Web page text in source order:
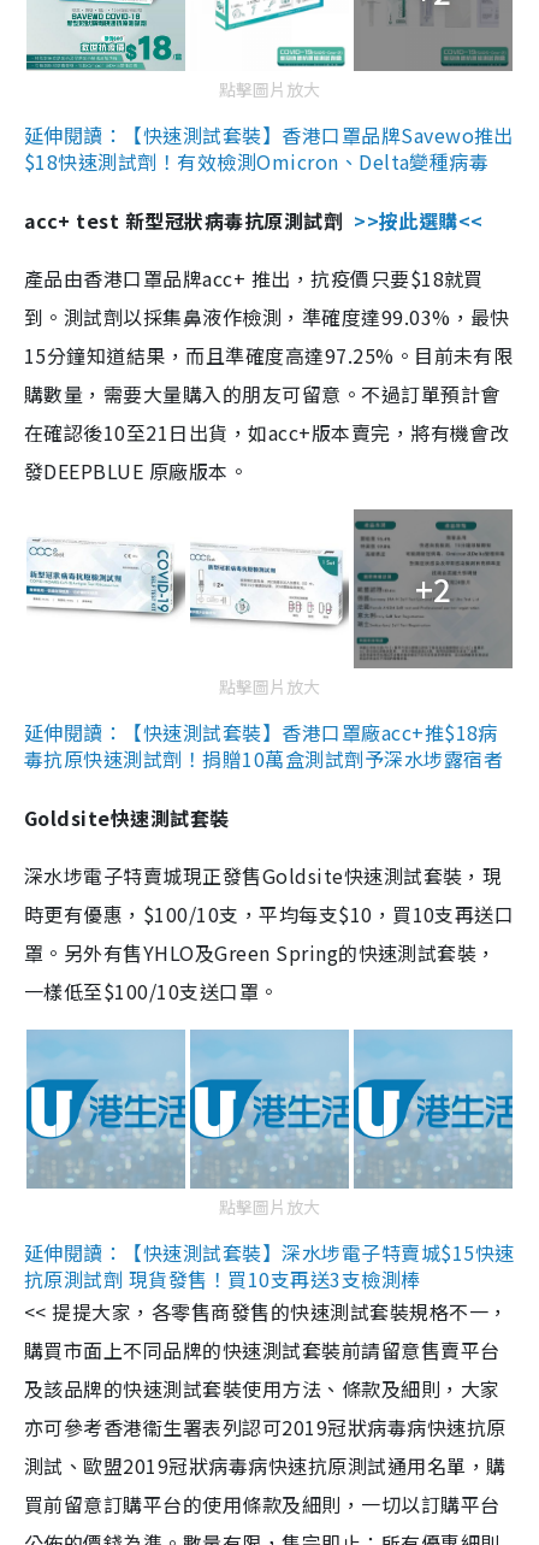
點擊圖片放大
延伸閱讀：【快速測試套裝】香港口罩品牌Savewo推出
$18快速測試劑！有效檢測Omicron、Delta變種病毒
acc+ test 新型冠狀病毒抗原測試劑 >>按此選購<<
產品由香港口罩品牌acc+ 推出，抗疫價只要$18就買
到。測試劑以採集鼻液作檢測，準確度達99.03%，最快
15分鐘知道結果，而且準確度高達97.25%。目前未有限
購數量，需要大量購入的朋友可留意。不過訂單預計會
在確認後10至21日出貨，如acc+版本賣完，將有機會改
發DEEPBLUE 原廠版本。
+2
點擊圖片放大
延伸閱讀：【快速測試套裝】香港口罩廠acc+推$18病
毒抗原快速測試劑！捐贈10萬盒測試劑予深水埗露宿者
Goldsite快速測試套裝
深水埗電子特賣城現正發售Goldsite快速測試套裝，現
時更有優惠，$100/10支，平均每支$10，買10支再送口
罩。另外有售YHLO及Green Spring的快速測試套裝，
一樣低至$100/10支送口罩。
點擊圖片放大
延伸閱讀：【快速測試套裝】深水埗電子特賣城$15快速
抗原測試劑 現貨發售！買10支再送3支檢測棒
<< 提提大家，各零售商發售的快速測試套裝規格不一，
購買市面上不同品牌的快速測試套裝前請留意售賣平台
及該品牌的快速測試套裝使用方法、條款及細則，大家
亦可參考香港衞生署表列認可2019冠狀病毒病快速抗原
測試、歐盟2019冠狀病毒病快速抗原測試通用名單，購
買前留意訂購平台的使用條款及細則，一切以訂購平台